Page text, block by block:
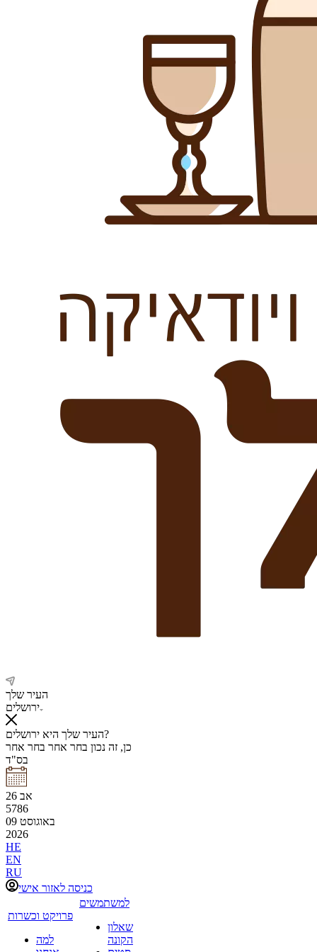
העיר שלך
ירושלים
העיר שלך היא ירושלים?
כן, זה נכון בחר אחר בחר אחר
בס"ד
26 אב
5786
09 באוגוסט
2026
HE
EN
RU
כניסה לאזור אישי
פרויקט וכשרות
למה
למשתמשים
שאלון
הקונה